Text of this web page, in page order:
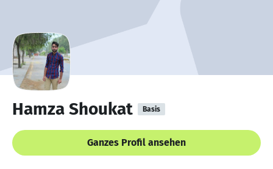
Hamza Shoukat Basis
Ganzes Profil ansehen